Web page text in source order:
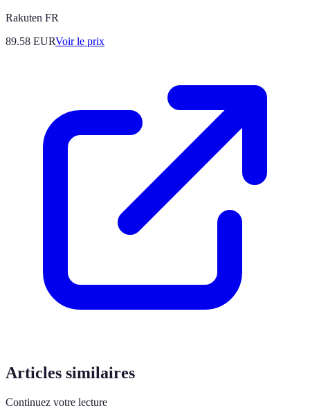
Rakuten FR
89.58 EURVoir le prix
Articles similaires
Continuez votre lecture